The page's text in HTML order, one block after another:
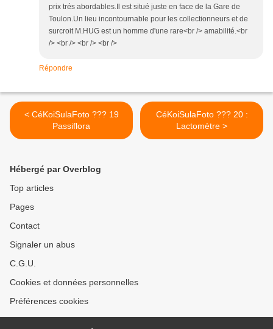
prix trés abordables.Il est situé juste en face de la Gare de
Toulon.Un lieu incontournable pour les collectionneurs et de
surcroit M.HUG est un homme d'une rare<br /> amabilité.<br
/> <br /> <br /> <br />
Répondre
< CéKoiSulaFoto ??? 19
Passiflora
CéKoiSulaFoto ??? 20 :
Lactomètre >
Hébergé par Overblog
Top articles
Pages
Contact
Signaler un abus
C.G.U.
Cookies et données personnelles
Préférences cookies